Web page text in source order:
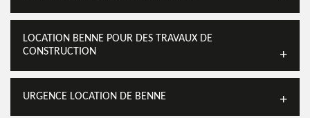
LOCATION BENNE POUR DES TRAVAUX DE
CONSTRUCTION
URGENCE LOCATION DE BENNE